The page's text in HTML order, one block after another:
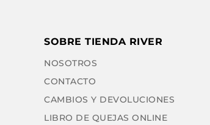
SOBRE TIENDA RIVER
NOSOTROS
CONTACTO
CAMBIOS Y DEVOLUCIONES
LIBRO DE QUEJAS ONLINE